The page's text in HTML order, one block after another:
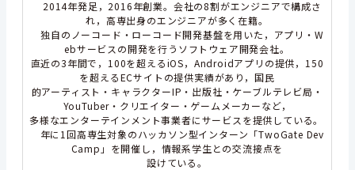
2014年発足，2016年創業。会社の8割がエンジニアで構成さ
れ，高専出身のエンジニアが多く在籍。
独自のノーコード・ローコード開発基盤を用いた，アプリ・W
ebサービスの開発を行うソフトウェア開発会社。
直近の3年間で，100を超えるiOS，Androidアプリの提供，150
を超えるECサイトの提供実績があり，国民
的アーティスト・キャラクターIP・出版社・ケーブルテレビ局・
YouTuber・クリエイター・ゲームメーカーなど，
多様なエンターテインメント事業者にサービスを提供している。
年に1回高専生対象のハッカソン型インターン「TwoGate Dev
Camp」を開催し，情報系学生との交流接点を
設けている。